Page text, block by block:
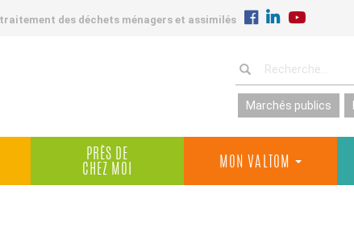
des déchets ménagers et assimilés
Marchés publics
PRÈS DE
CHEZ MOI
MON VALTOM